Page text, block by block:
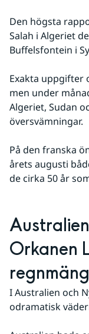
Den högsta
Salah i Algeriet
Buffelsfontein i
Exakta uppgifter
men under
Algeriet, Sudan
översvämningar.
På den franska
årets augusti
de cirka 50 år
Orkanen
I Australien och
odramatisk